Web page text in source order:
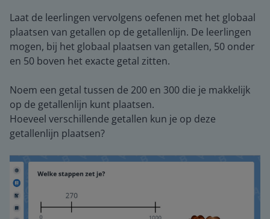
Laat de leerlingen vervolgens oefenen met het globaal
plaatsen van getallen op de getallenlijn. De leerlingen
mogen, bij het globaal plaatsen van getallen, 50 onder
en 50 boven het exacte getal zitten.
Noem een getal tussen de 200 en 300 die je makkelijk
op de getallenlijn kunt plaatsen.
Hoeveel verschillende getallen kun je op deze
getallenlijn plaatsen?